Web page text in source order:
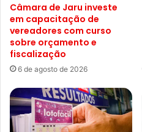
Câmara de Jaru investe
em capacitação de
vereadores com curso
sobre orçamento e
fiscalização
6 de agosto de 2026